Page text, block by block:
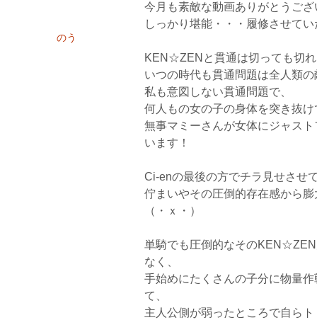
のう
今月も素敵な動画ありがとうござ
しっかり堪能・・・履修させて
KEN☆ZENと貫通は切っても切
いつの時代も貫通問題は全人類
私も意図しない貫通問題で、
何人もの女の子の身体を突き抜
無事マミーさんが女体にジャス
います！
Ci-enの最後の方でチラ見せさせ
佇まいやその圧倒的存在感から
（・ｘ・）
単騎でも圧倒的なその
なく、
手始めにたくさんの子分に物量
て、
主人公側が弱ったところで自ら